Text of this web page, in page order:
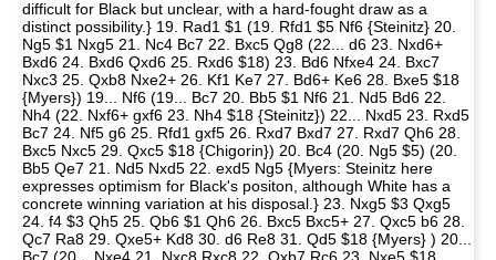
difficult for Black but unclear, with a hard-fought draw as a
distinct possibility.} 19. Rad1 $1 (19. Rfd1 $5 Nf6 {Steinitz} 20.
Ng5 $1 Nxg5 21. Nc4 Bc7 22. Bxc5 Qg8 (22... d6 23. Nxd6+
Bxd6 24. Bxd6 Qxd6 25. Rxd6 $18) 23. Bd6 Nfxe4 24. Bxc7
Nxc3 25. Qxb8 Nxe2+ 26. Kf1 Ke7 27. Bd6+ Ke6 28. Bxe5 $18
{Myers}) 19... Nf6 (19... Bc7 20. Bb5 $1 Nf6 21. Nd5 Bd6 22.
Nh4 (22. Nxf6+ gxf6 23. Nh4 $18 {Steinitz}) 22... Nxd5 23. Rxd5
Bc7 24. Nf5 g6 25. Rfd1 gxf5 26. Rxd7 Bxd7 27. Rxd7 Qh6 28.
Bxc5 Nxc5 29. Qxc5 $18 {Chigorin}) 20. Bc4 (20. Ng5 $5) (20.
Bb5 Qe7 21. Nd5 Nxd5 22. exd5 Ng5 {Myers: Steinitz here
expresses optimism for Black's positon, although White has a
concrete winning variation at his disposal.} 23. Nxg5 $3 Qxg5
24. f4 $3 Qh5 25. Qb6 $1 Qh6 26. Bxc5 Bxc5+ 27. Qxc5 b6 28.
Qc7 Ra8 29. Qxe5+ Kd8 30. d6 Re8 31. Qd5 $18 {Myers} ) 20...